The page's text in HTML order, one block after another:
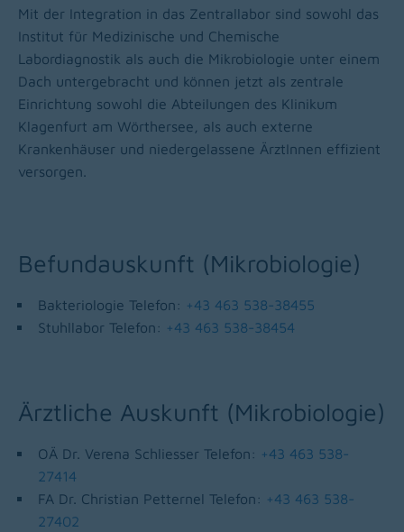
Mit der Integration in das Zentrallabor sind sowohl das
Institut für Medizinische und Chemische
Labordiagnostik als auch die Mikrobiologie unter einem
Dach untergebracht und können jetzt als zentrale
Einrichtung sowohl die Abteilungen des Klinikum
Klagenfurt am Wörthersee, als auch externe
Krankenhäuser und niedergelassene ÄrztInnen effizient
versorgen.
Befundauskunft (Mikrobiologie)
Bakteriologie Telefon: +43 463 538-38455
Stuhllabor Telefon: +43 463 538-38454
Ärztliche Auskunft (Mikrobiologie)
OÄ Dr. Verena Schliesser Telefon: +43 463 538-
27414
FA Dr. Christian Petternel Telefon: +43 463 538-
27402